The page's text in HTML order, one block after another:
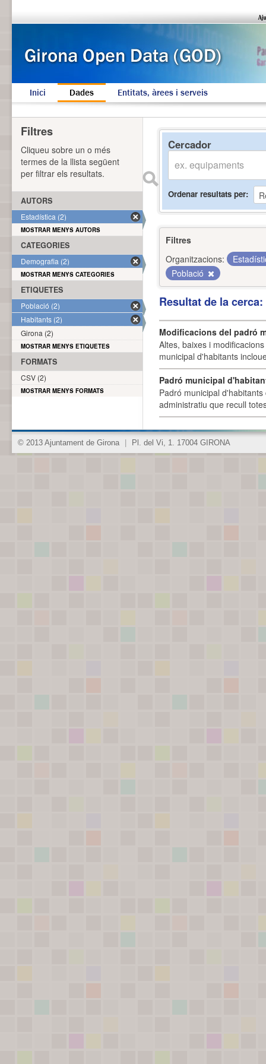
Inici Dades Entitats, àrees i serveis
Cercador
Ordenar resultats per
Filtres
Organitzacions:
Població
Resultat de la
Modificacions del padró
Altes, baixes i
municipal d'habitants
Padró municipal
Padró municipal
administratiu que recull
Filtres
Cliqueu sobre un o més
termes de la llista següent
per filtrar els resultats.
AUTORS
Estadística (2)
MOSTRAR MENYS AUTORS
CATEGORIES
Demografia (2)
MOSTRAR MENYS CATEGORIES
ETIQUETES
Població (2)
Habitants (2)
Girona (2)
MOSTRAR MENYS ETIQUETES
FORMATS
CSV (2)
MOSTRAR MENYS FORMATS
© 2013 Ajuntament de Girona Pl. del Vi, 1. 17004 GIRONA